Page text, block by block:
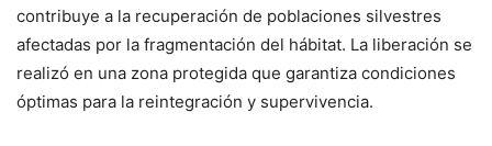
contribuye a la recuperación de poblaciones silvestres
afectadas por la fragmentación del hábitat. La liberación se
realizó en una zona protegida que garantiza condiciones
óptimas para la reintegración y supervivencia.